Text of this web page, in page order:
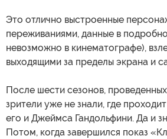
Это отлично выстроенные
переживаниями, данные в
невозможно в кинематографе),
выходящими за пределы экрана и
После шести сезонов,
зрители уже не знали, где
его и Джеймса Гандольфини. Да и
Потом, когда завершился показ